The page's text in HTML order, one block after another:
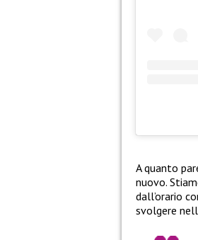
A quanto
nuovo.
dall’orario
svolgere